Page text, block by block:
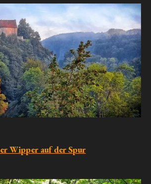
Wipper auf der Spur